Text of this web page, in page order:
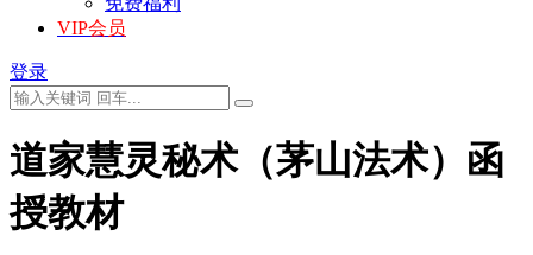
VIP会员
登录
道家慧灵秘术（茅山法术）函
授教材